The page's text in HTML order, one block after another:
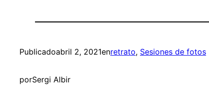
Publicadoabril 2, 2021enretrato, Sesiones de fotos
porSergi Albir